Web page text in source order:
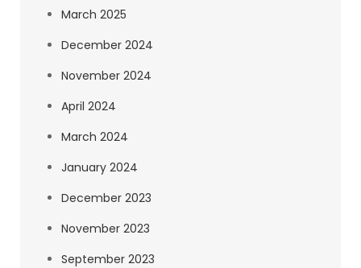
March 2025
December 2024
November 2024
April 2024
March 2024
January 2024
December 2023
November 2023
September 2023